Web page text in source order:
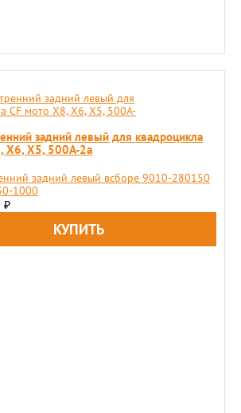
задний левый для квадроцикла
X6, X5, 500A-2a
задний левый всборе 9010-280150
1000
₽